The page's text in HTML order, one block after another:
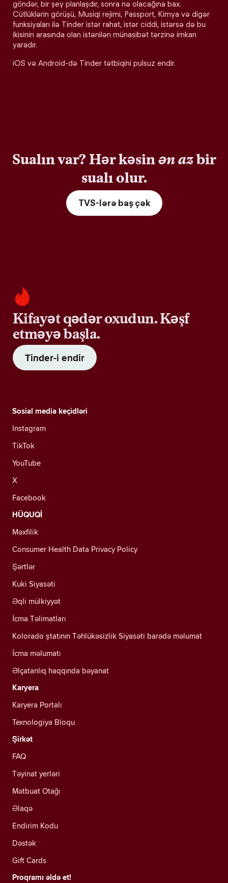
göndər, bir şey planlaşdır, sonra nə olacağına bax.
Cütlüklərin görüşü, Musiqi rejimi, Passport, Kimya və digər
funksiyaları ilə Tinder istər rahat, istər ciddi, istərsə də bu
ikisinin arasında olan istənilən münasibət tərzinə imkan
yaradır.
iOS və Android-də Tinder tətbiqini pulsuz endir.
Sualın var? Hər kəsinən azbir
sualı olur.
TVS-lərə baş çək
Kifayət qədər oxudun. Kəşf
etməyə başla.
Tinder-i endir
Sosial media keçidləri
Instagram
TikTok
YouTube
X
Facebook
HÜQUQİ
Məxfilik
Consumer Health Data Privacy Policy
Şərtlər
Kuki Siyasəti
Əqli mülkiyyət
İcma Təlimatları
Kolorado ştatının Təhlükəsizlik Siyasəti barədə məlumat
İcma məlumatı
Əlçatanlıq haqqında bəyanat
Karyera
Karyera Portalı
Texnologiya Bloqu
Şirkət
FAQ
Təyinat yerləri
Mətbuat Otağı
Əlaqə
Endirim Kodu
Dəstək
Gift Cards
Proqramı əldə et!